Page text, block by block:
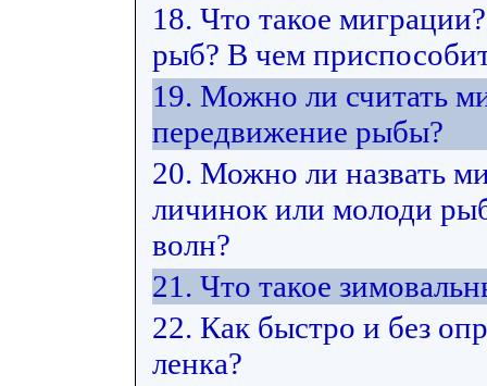
18. Что такое
рыб? В чем
19. Можно ли считать
передвижение рыбы?
20. Можно ли назвать
личинок или молоди
волн?
21. Что такое
22. Как быстро и без
ленка?